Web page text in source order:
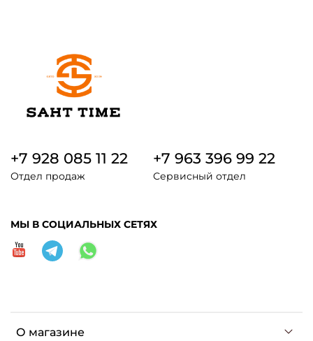
О магазине
+7 928 085 11 22
Отдел продаж
+7 963 396 99 22
Сервисный отдел
МЫ В СОЦИАЛЬНЫХ СЕТЯХ